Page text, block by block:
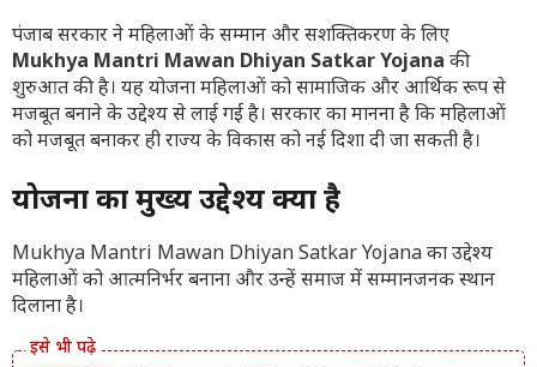
पंजाब सरकार ने महिलाओं के सम्मान और सशक्तिकरण के लिए
Mukhya Mantri Mawan Dhiyan Satkar Yojana की
शुरुआत की है। यह योजना महिलाओं को सामाजिक और आर्थिक रूप से
मजबूत बनाने के उद्देश्य से लाई गई है। सरकार का मानना है कि महिलाओं
को मजबूत बनाकर ही राज्य के विकास को नई दिशा दी जा सकती है।
योजना का मुख्य उद्देश्य क्या है
Mukhya Mantri Mawan Dhiyan Satkar Yojana का उद्देश्य
महिलाओं को आत्मनिर्भर बनाना और उन्हें समाज में सम्मानजनक स्थान
दिलाना है।